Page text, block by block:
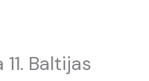
Baltijas